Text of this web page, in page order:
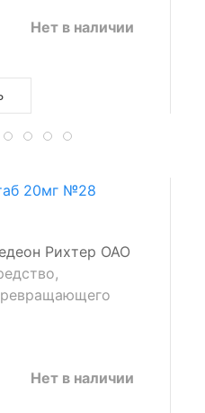
Нет в наличии
Рихтер ОАО
Нет в наличии